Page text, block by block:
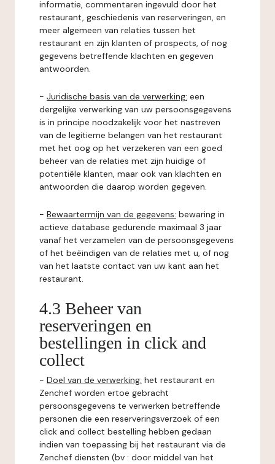
informatie, commentaren ingevuld door het
restaurant, geschiedenis van reserveringen, en
meer algemeen van relaties tussen het
restaurant en zijn klanten of prospects, of nog
gegevens betreffende klachten en gegeven
antwoorden.
- Juridische basis van de verwerking: een
dergelijke verwerking van uw persoonsgegevens
is in principe noodzakelijk voor het nastreven
van de legitieme belangen van het restaurant
met het oog op het verzekeren van een goed
beheer van de relaties met zijn huidige of
potentiële klanten, maar ook van klachten en
antwoorden die daarop worden gegeven.
- Bewaartermijn van de gegevens: bewaring in
actieve database gedurende maximaal 3 jaar
vanaf het verzamelen van de persoonsgegevens
of het beëindigen van de relaties met u, of nog
van het laatste contact van uw kant aan het
restaurant.
4.3 Beheer van
reserveringen en
bestellingen in click and
collect
- Doel van de verwerking: het restaurant en
Zenchef worden ertoe gebracht
persoonsgegevens te verwerken betreffende
personen die een reserveringsverzoek of een
click and collect bestelling hebben gedaan
indien van toepassing bij het restaurant via de
Zenchef diensten (bv : door middel van het